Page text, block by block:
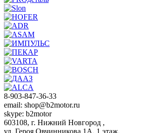
8-903-847-36-33
email: shop@b2motor.ru
skype: b2motor
603108, г. Нижний Новгород ,